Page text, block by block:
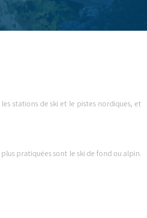
stations de ski et le pistes nordiques, et
pratiquées sont le ski de fond ou alpin.